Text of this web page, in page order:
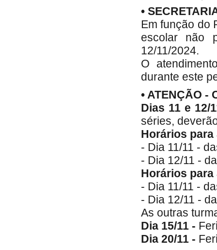
•
Em função do
escolar não
12/11/2024.
O
durante este
• ATENÇÃO -
Dias 11 e 12/
séries,
Horários para
- Dia 11/11 -
- Dia 12/11 -
Horários para
- Dia 11/11 -
- Dia 12/11 -
As outras
Dia 15/11 -
Dia 20/11 -